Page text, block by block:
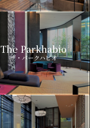
The Parkhabio
ザ・パークハビオ